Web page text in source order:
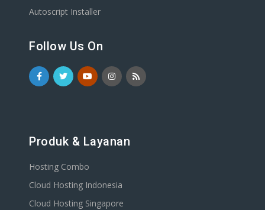
Autoscript Installer
Follow Us On
Produk & Layanan
Hosting Combo
Cloud Hosting Indonesia
Cloud Hosting Singapore